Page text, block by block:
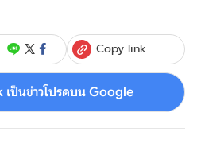
Copy link
เป็นข่าวโปรดบน Google